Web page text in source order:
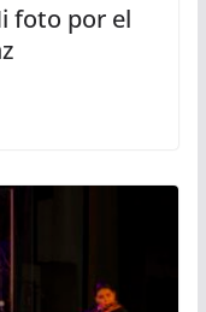
foto por el